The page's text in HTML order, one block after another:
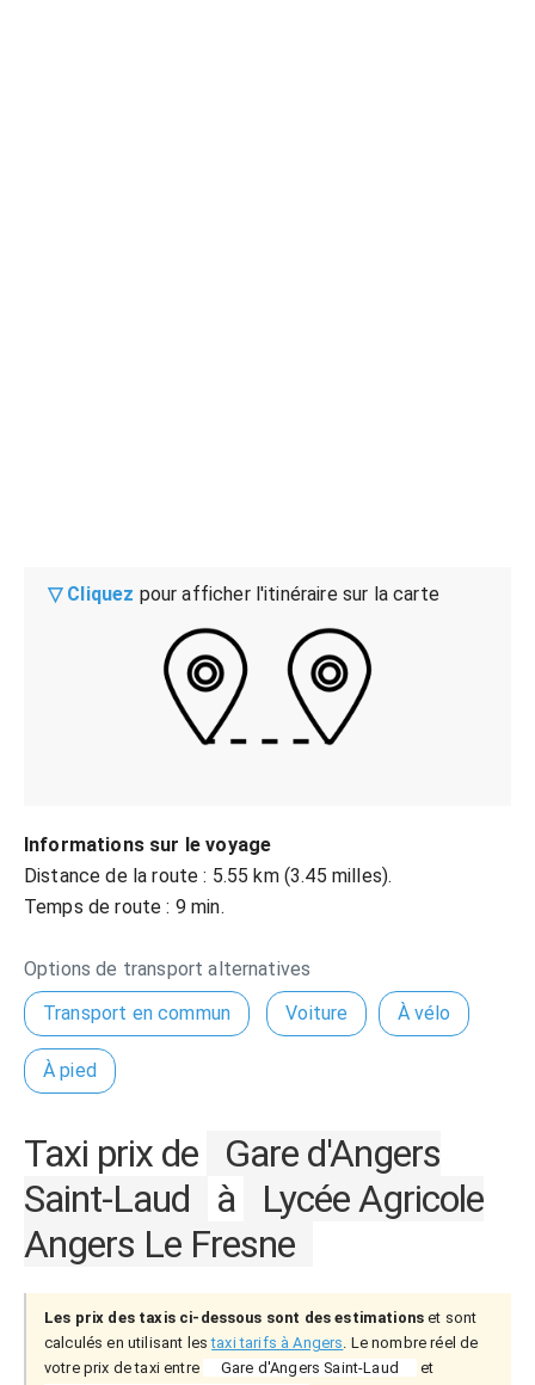
▽ Cliquez pour afficher l'itinéraire sur la carte
Informations sur le voyage
Distance de la route : 5.55 km (3.45 milles).
Temps de route : 9 min.
Options de transport alternatives
Transport en commun
Voiture À vélo
À pied
Taxi prix de
Gare d'Angers
Saint-Laud
à
Lycée Agricole
Angers Le Fresne
Les prix des taxis ci-dessous sont des estimations et sont
calculés en utilisant lestaxi tarifs à Angers. Le nombre réel de
votre prix de taxi entre
Gare d'Angers Saint-Laud
et